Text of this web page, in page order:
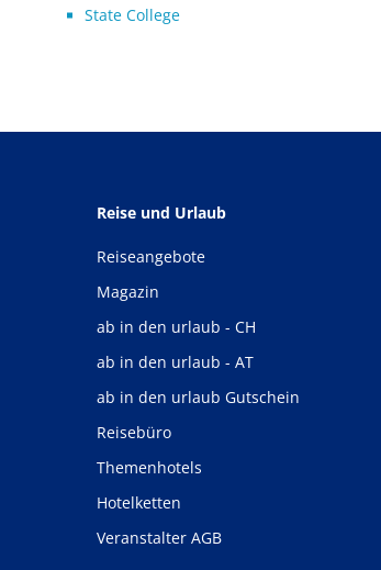
State College
Reise und Urlaub
Reiseangebote
Magazin
ab in den urlaub - CH
ab in den urlaub - AT
ab in den urlaub Gutschein
Reisebüro
Themenhotels
Hotelketten
Veranstalter AGB